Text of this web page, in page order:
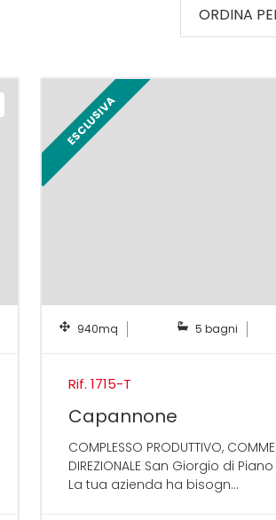
ORDINA
ESCLUSIVA
940mq 5 bagni
Rif. 1715-T
Capannone
COMPLESSO PRODUTTIVO,
DIREZIONALE San Giorgio di
La tua azienda ha bisogn...